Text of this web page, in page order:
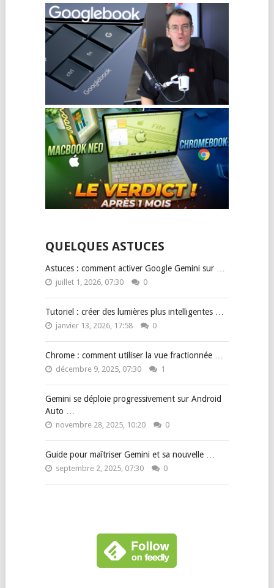
QUELQUES ASTUCES
Astuces : comment activer Google Gemini sur …
juillet 1, 2026, 07:30 0
Tutoriel : créer des lumières plus intelligentes …
janvier 13, 2026, 17:58 0
Chrome : comment utiliser la vue fractionnée …
décembre 9, 2025, 07:30 1
Gemini se déploie progressivement sur Android
Auto …
novembre 28, 2025, 10:20 0
Guide pour maîtriser Gemini et sa nouvelle …
septembre 2, 2025, 07:30 0